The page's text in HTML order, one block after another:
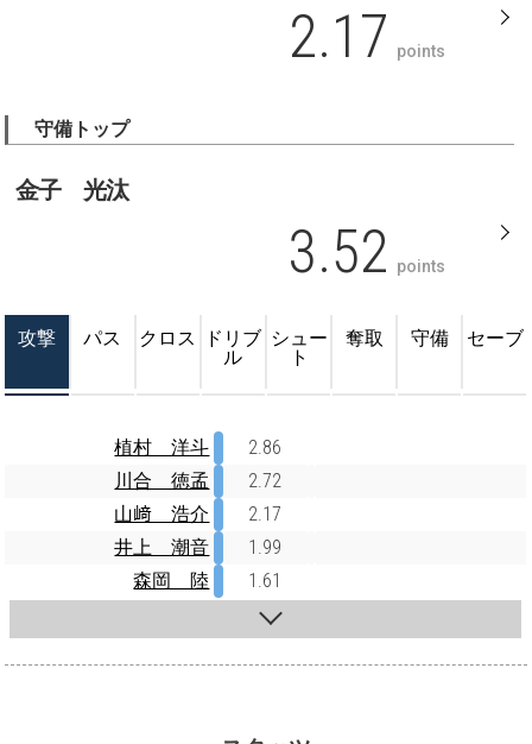
2.17 points
守備トップ
金子 光汰
3.52 points
攻撃 パス クロス
ドリブ
ル
シュー
ト
奪取 守備 セーブ
植村 洋斗
2.86
川合 徳孟
2.72
山﨑 浩介
2.17
井上 潮音
1.99
森岡 陸
1.61